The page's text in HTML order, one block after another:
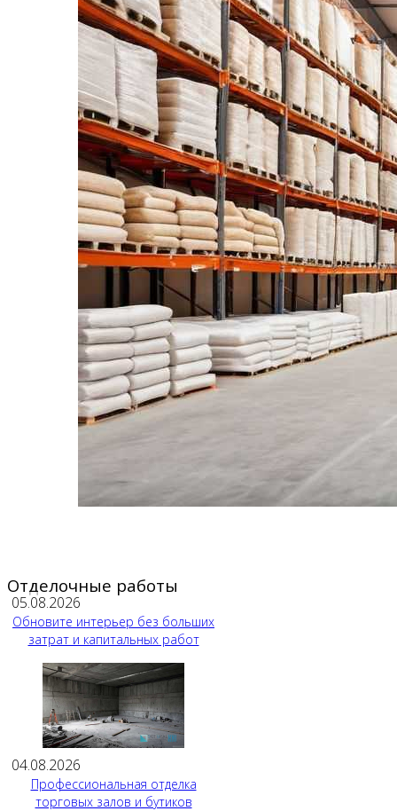
Отделочные работы
05.08.2026
Обновите интерьер без больших
затрат и капитальных работ
04.08.2026
Профессиональная отделка
торговых залов и бутиков